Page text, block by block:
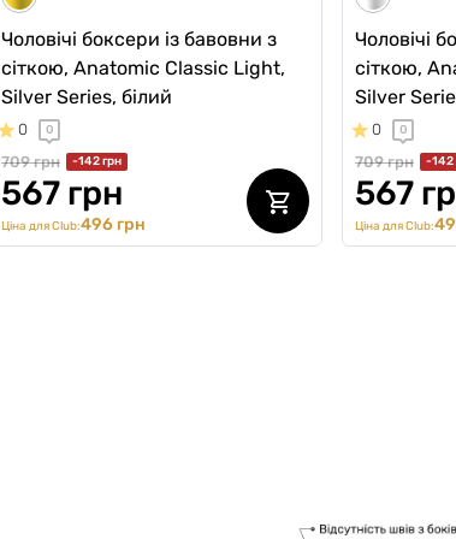
Чоловічі боксери із бавовни з
сіткою, Anatomic Classic Light,
Silver Series, білий
0 0
709 грн -142 грн
567 грн
Ціна для Club:496 грн
Чоловічі
сіткою,
Silver
0 0
709 грн -142
567
Ціна для Club: